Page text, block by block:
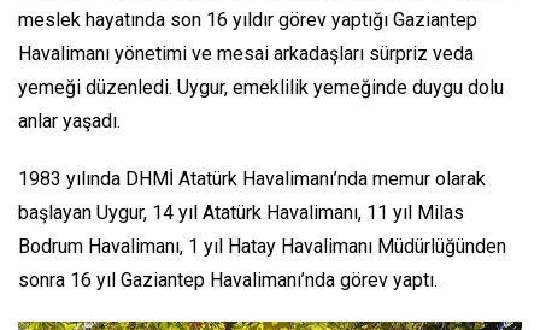
meslek hayatında son 16 yıldır görev yaptığı Gaziantep
Havalimanı yönetimi ve mesai arkadaşları sürpriz veda
yemeği düzenledi. Uygur, emeklilik yemeğinde duygu dolu
anlar yaşadı.
1983 yılında DHMİ Atatürk Havalimanı’nda memur olarak
başlayan Uygur, 14 yıl Atatürk Havalimanı, 11 yıl Milas
Bodrum Havalimanı, 1 yıl Hatay Havalimanı Müdürlüğünden
sonra 16 yıl Gaziantep Havalimanı’nda görev yaptı.